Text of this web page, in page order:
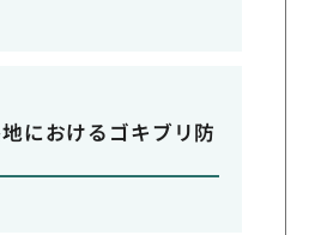
におけるゴキブリ防